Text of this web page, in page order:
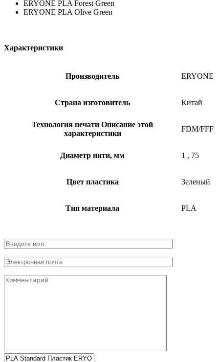
ERYONE PLA Forest Green
ERYONE PLA Olive Green
Характеристики
Производитель ERYONE
Страна изготовитель Китай
Технология печати Описание этой
характеристики
FDM/FFF
Диаметр нити, мм 1 , 75
Цвет пластика Зеленый
Тип материала PLA